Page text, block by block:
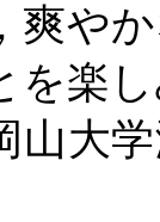
爽や
を楽
大学